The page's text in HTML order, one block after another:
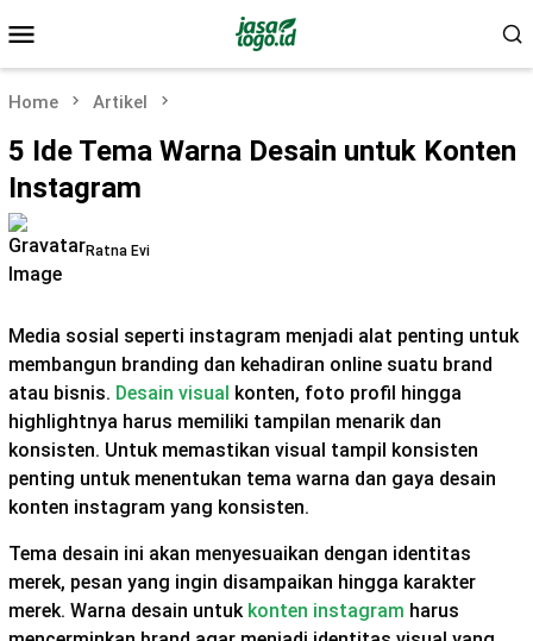
to
contentMenu
Home Artikel
5 Ide Tema Warna Desain untuk Konten
Instagram
Ratna Evi
Media sosial seperti instagram menjadi alat penting untuk
membangun branding dan kehadiran online suatu brand
atau bisnis. Desain visual konten, foto profil hingga
highlightnya harus memiliki tampilan menarik dan
konsisten. Untuk memastikan visual tampil konsisten
penting untuk menentukan tema warna dan gaya desain
konten instagram yang konsisten.
Tema desain ini akan menyesuaikan dengan identitas
merek, pesan yang ingin disampaikan hingga karakter
merek. Warna desain untuk konten instagram harus